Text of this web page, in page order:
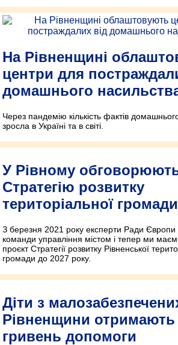
На Рівненщині
центри для
домашнього
Через пандемію кількість фактів
зросла в Україні та в світі.
У Рівному
Стратегію розвитку
територіальної громади
З березня 2021 року експерти Ради Європи
команди управління містом і тепер ми
проєкт Стратегії розвитку Рівненської
громади до 2027 року.
Діти з
Рівненщини отримають
гривень допомоги